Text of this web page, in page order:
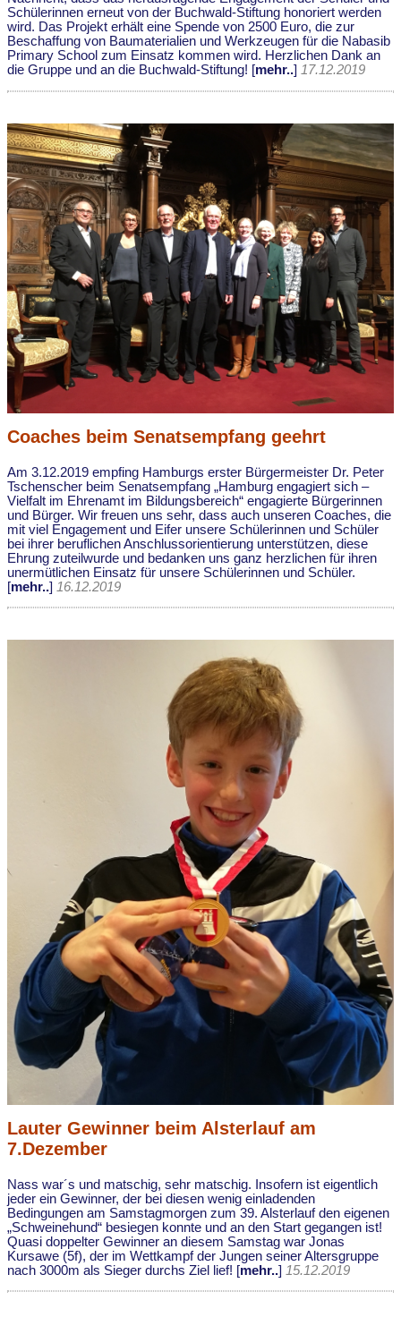
Schülerinnen erneut von der Buchwald-Stiftung honoriert werden
wird. Das Projekt erhält eine Spende von 2500 Euro, die zur
Beschaffung von Baumaterialien und Werkzeugen für die Nabasib
Primary School zum Einsatz kommen wird. Herzlichen Dank an
die Gruppe und an die Buchwald-Stiftung! [mehr..] 17.12.2019
Coaches beim Senatsempfang geehrt
Am 3.12.2019 empfing Hamburgs erster Bürgermeister Dr. Peter
Tschenscher beim Senatsempfang „Hamburg engagiert sich –
Vielfalt im Ehrenamt im Bildungsbereich“ engagierte Bürgerinnen
und Bürger. Wir freuen uns sehr, dass auch unseren Coaches, die
mit viel Engagement und Eifer unsere Schülerinnen und Schüler
bei ihrer beruflichen Anschlussorientierung unterstützen, diese
Ehrung zuteilwurde und bedanken uns ganz herzlichen für ihren
unermütlichen Einsatz für unsere Schülerinnen und Schüler.
[mehr..] 16.12.2019
Lauter Gewinner beim Alsterlauf am
7.Dezember
Nass war´s und matschig, sehr matschig. Insofern ist eigentlich
jeder ein Gewinner, der bei diesen wenig einladenden
Bedingungen am Samstagmorgen zum 39. Alsterlauf den eigenen
„Schweinehund“ besiegen konnte und an den Start gegangen ist!
Quasi doppelter Gewinner an diesem Samstag war Jonas
Kursawe (5f), der im Wettkampf der Jungen seiner Altersgruppe
nach 3000m als Sieger durchs Ziel lief! [mehr..] 15.12.2019